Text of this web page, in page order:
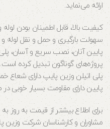
ارائه می‌نماید.
کیفیت بالا، قابل اطمینان بودن
سهولت بارگیری و حمل و نقل لوله و
پایین آنان، نصب سریع و آسان، پلی
پروژه‌های گوناگون تبدیل کرده
پلی اتیلن وزین پایپ دارای
پایین دارای مقاومت بسیار خوبی در
برای اطلاع بیشتر از قیمت به روز به
مشاوران و کارشناسان شرکت وزین